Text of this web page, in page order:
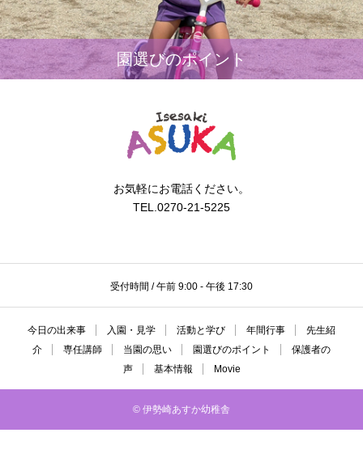
園選びのポイント
お気軽にお電話ください。
TEL.0270-21-5225
受付時間 / 午前 9:00 - 午後 17:30
今日の出来事 入園・見学 活動と学び 年間行事
先生紹
介
専任講師 当園の思い 園選びのポイント
保護者の
声
基本情報 Movie
© 伊勢崎あすか幼稚舎